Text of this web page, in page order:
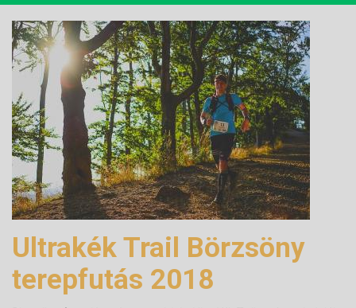
Ultrakék Trail Börzsöny
terepfutás 2018